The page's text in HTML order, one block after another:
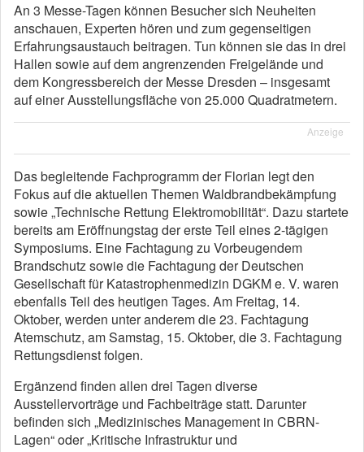
An 3 Messe-Tagen können Besucher sich Neuheiten
anschauen, Experten hören und zum gegenseitigen
Erfahrungsaustauch beitragen. Tun können sie das in drei
Hallen sowie auf dem angrenzenden Freigelände und
dem Kongressbereich der Messe Dresden – insgesamt
auf einer Ausstellungsfläche von 25.000 Quadratmetern.
Anzeige
Das begleitende Fachprogramm der Florian legt den
Fokus auf die aktuellen Themen Waldbrandbekämpfung
sowie „Technische Rettung Elektromobilität“. Dazu startete
bereits am Eröffnungstag der erste Teil eines 2-tägigen
Symposiums. Eine Fachtagung zu Vorbeugendem
Brandschutz sowie die Fachtagung der Deutschen
Gesellschaft für Katastrophenmedizin DGKM e. V. waren
ebenfalls Teil des heutigen Tages. Am Freitag, 14.
Oktober, werden unter anderem die 23. Fachtagung
Atemschutz, am Samstag, 15. Oktober, die 3. Fachtagung
Rettungsdienst folgen.
Ergänzend finden allen drei Tagen diverse
Ausstellervorträge und Fachbeiträge statt. Darunter
befinden sich „Medizinisches Management in CBRN-
Lagen“ oder „Kritische Infrastruktur und